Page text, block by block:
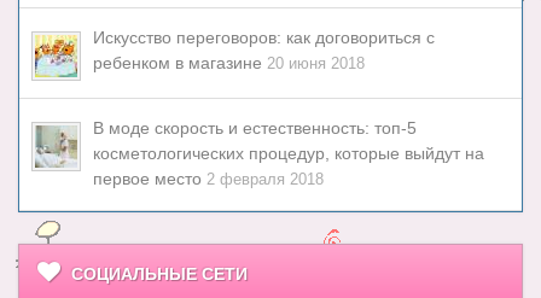
Искусство переговоров: как договориться с
ребенком в магазине 20 июня 2018
В моде скорость и естественность: топ-5
косметологических процедур, которые выйдут на
первое место 2 февраля 2018
СОЦИАЛЬНЫЕ СЕТИ